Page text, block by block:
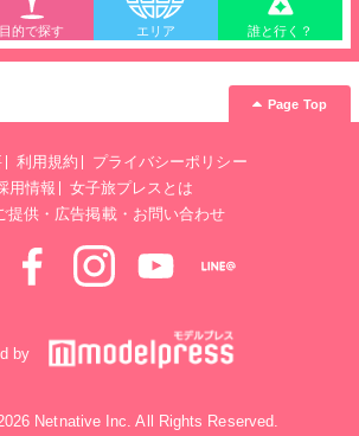
目的で探す エリア 誰と行く？
Page Top
利用規約
プライバシーポリシー
用情報
女子旅プレスとは
提供・広告掲載・お問い合わせ
by
Netnative Inc. All Rights Reserved.